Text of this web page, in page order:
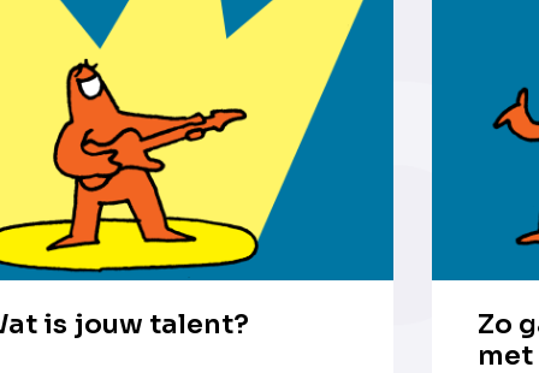
is jouw talent?
Zo